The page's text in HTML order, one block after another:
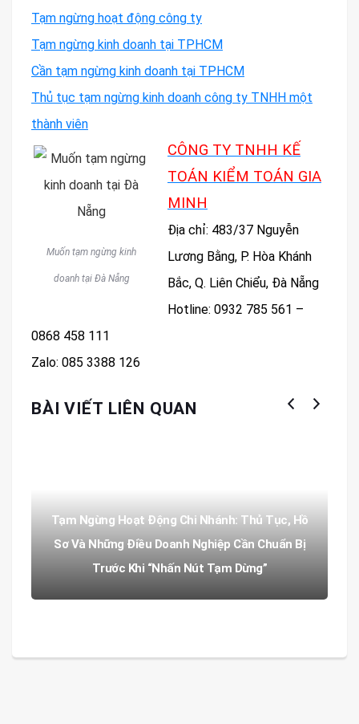
Tạm ngừng hoạt động công ty
Tạm ngừng kinh doanh tại TPHCM
Cần tạm ngừng kinh doanh tại TPHCM
Thủ tục tạm ngừng kinh doanh công ty TNHH một
thành viên
Muốn tạm ngừng kinh
doanh tại Đà Nẵng
CÔNG TY TNHH KẾ
TOÁN KIỂM TOÁN GIA
MINH
Địa chỉ: 483/37 Nguyễn
Lương Bằng, P. Hòa Khánh
Bắc, Q. Liên Chiểu, Đà Nẵng
Hotline: 0932 785 561 –
0868 458 111
Zalo: 085 3388 126
BÀI VIẾT LIÊN QUAN
Tạm Ngừng Hoạt Động Chi Nhánh: Thủ Tục, Hồ
Sơ Và Những Điều Doanh Nghiệp Cần Chuẩn Bị
Trước Khi “Nhấn Nút Tạm Dừng”